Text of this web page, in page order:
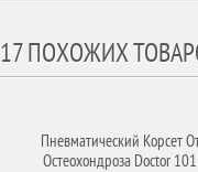
17 ПОХОЖИХ
Пневматический Корсет
Остеохондроза Doctor 101